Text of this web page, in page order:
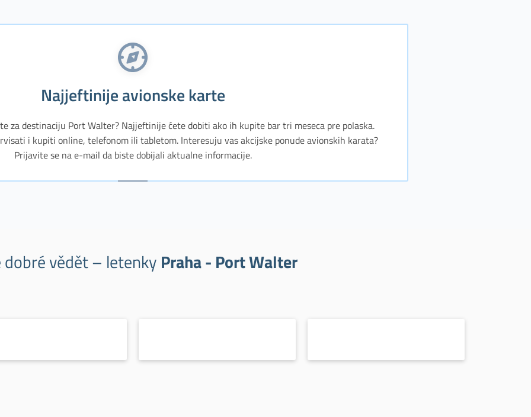
Najjeftinije avionske karte
za destinaciju Port Walter? Najjeftinije ćete dobiti ako ih kupite bar tri meseca pre polaska.
i kupiti online, telefonom ili tabletom. Interesuju vas akcijske ponude avionskih karata?
Prijavite se na e-mail da biste dobijali aktualne informacije.
dobré vědět – letenky Praha - Port Walter